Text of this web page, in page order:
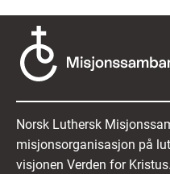
Norsk Luthersk
misjonsorganisasjon på
visjonen Verden for